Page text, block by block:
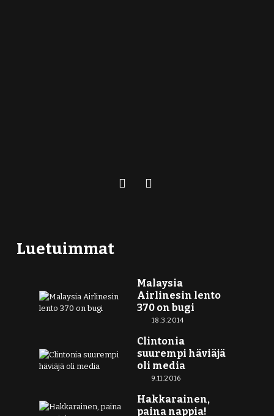
Luetuimmat
Malaysia
Airlinesin lento
370 on bugi
18.3.2014
Clintonia
suurempi häviäjä
oli media
9.11.2016
Hakkarainen,
paina nappia!